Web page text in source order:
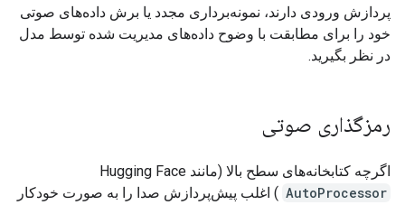
پردازش ورودی دارند، نمونه‌برداری مجدد یا برش داده‌های صوتی
خود را برای مطابقت با وضوح داده‌های مدیریت شده توسط مدل
در نظر بگیرید.
رمزگذاری صوتی
اگرچه کتابخانه‌های سطح بالا (مانند Hugging Face
AutoProcessor ) اغلب پیش‌پردازش صدا را به صورت خودکار